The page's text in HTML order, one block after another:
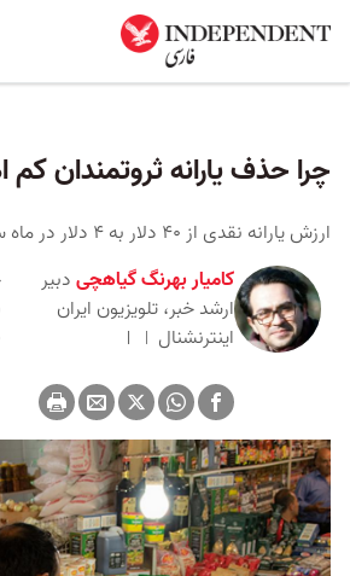
چرا حذف یارانه ثروتمندان
ارزش یارانه نقدی از ۴۰ دلار به ۴ دلار در ماه سقوط کرده است
کامیار بهرنگ گیاهچیدبیر
ارشد خبر، تلویزیون ایران
اینترنشنال